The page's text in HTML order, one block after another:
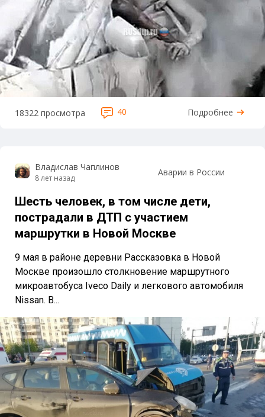
18322 просмотра 40 Подробнее
Владислав Чаплинов
8 лет назад Аварии в России
Шесть человек, в том числе дети,
пострадали в ДТП с участием
маршрутки в Новой Москве
9 мая в районе деревни Рассказовка в Новой
Москве произошло столкновение маршрутного
микроавтобуса Iveco Daily и легкового автомобиля
Nissan. В...